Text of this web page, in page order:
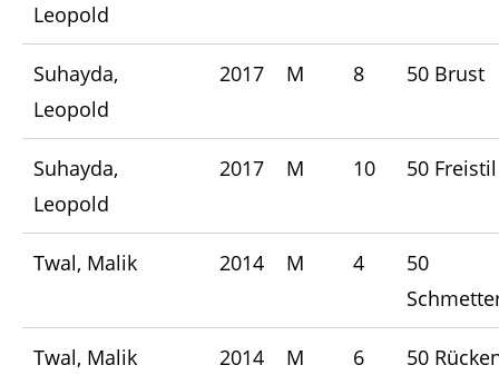
Leopold
Suhayda,
Leopold
2017 M 8 50 Brust
Suhayda,
Leopold
2017 M 10 50 Freistil
Twal, Malik 2014 M 4
50
Twal, Malik 2014 M 6 50